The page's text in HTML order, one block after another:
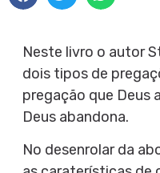
Neste livro o autor
dois tipos de
pregação que Deus
Deus abandona.
No desenrolar da